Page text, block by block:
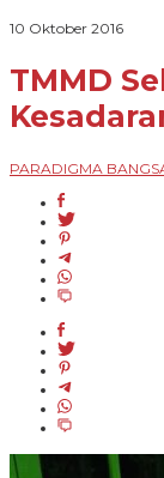
10 Oktober 2016oleh
TMMD
PARADIGMA